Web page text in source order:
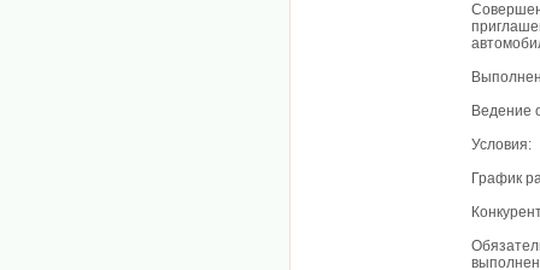
Ведение
Условия:
График